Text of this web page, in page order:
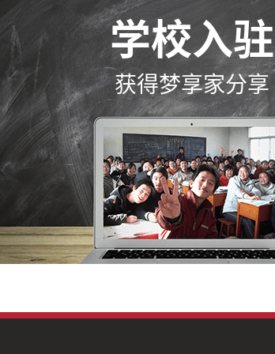
学校入驻
获得梦享家分享